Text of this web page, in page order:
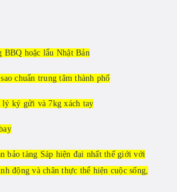
hoặc lẩu Nhật Bản
chuẩn trung tâm thành phố
lý ký gửi và 7kg xách tay
bảo tàng Sáp hiện đại nhất thế giới với
động và chân thực thể hiện cuộc sống,